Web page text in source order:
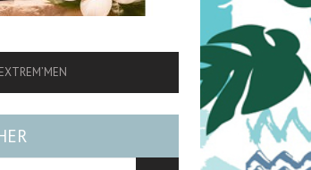
EXTREM’MEN